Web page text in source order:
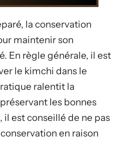
la conservation
maintenir son
En règle générale, il est
le kimchi dans le
ralentit la
les bonnes
il est conseillé de ne pas
en raison